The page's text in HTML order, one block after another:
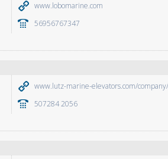
www.lobomarine.com
56956767347
www.lutz-marine-elevators.com/
507284 2056